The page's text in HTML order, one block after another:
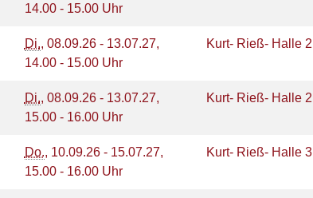
14.00 - 15.00 Uhr
Di., 08.09.26 - 13.07.27,
14.00 - 15.00 Uhr
Kurt- Rieß- Halle 2
Di., 08.09.26 - 13.07.27,
15.00 - 16.00 Uhr
Kurt- Rieß- Halle 2
Do., 10.09.26 - 15.07.27,
15.00 - 16.00 Uhr
Kurt- Rieß- Halle 3